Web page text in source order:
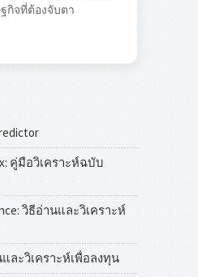
กิจที่ต้องจับตา
คู่มือวิเคราะห์ฉบับ
วิธีอ่านและวิเคราะห์
ละวิเคราะห์เพื่อลงทุน